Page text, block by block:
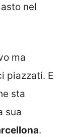
nel
ma
piazzati. E
sta
sua
.